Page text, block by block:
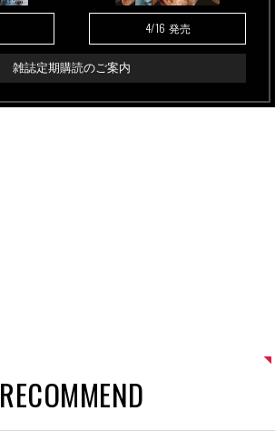
4/16 発売
雑誌定期購読のご案内
RECOMMEND